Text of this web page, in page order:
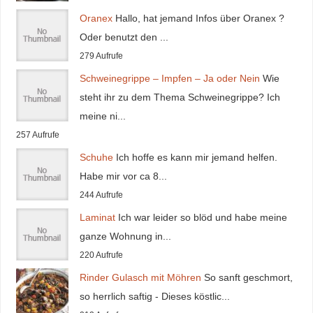
Oranex Hallo, hat jemand Infos über Oranex ?
Oder benutzt den ...
279 Aufrufe
Schweinegrippe – Impfen – Ja oder Nein Wie
steht ihr zu dem Thema Schweinegrippe? Ich
meine ni...
257 Aufrufe
Schuhe Ich hoffe es kann mir jemand helfen.
Habe mir vor ca 8...
244 Aufrufe
Laminat Ich war leider so blöd und habe meine
ganze Wohnung in...
220 Aufrufe
Rinder Gulasch mit Möhren So sanft geschmort,
so herrlich saftig - Dieses köstlic...